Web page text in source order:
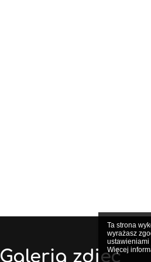
Ta strona
wyrażasz
Więcej
Galeria zdjęć